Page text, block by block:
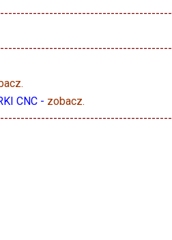
.
CNC - zobacz.